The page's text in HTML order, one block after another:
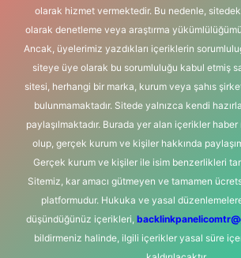
olarak hizmet vermektedir. Bu nedenle,
olarak denetleme veya araştırma
Ancak, üyelerimiz yazdıkları içeriklerin
siteye üye olarak bu sorumluluğu kabul etmiş
sitesi, herhangi bir marka, kurum veya şahıs
bulunmamaktadır. Sitede yalnızca kendi
paylaşılmaktadır. Burada yer alan içerikler
olup, gerçek kurum ve kişiler hakkında
Gerçek kurum ve kişiler ile isim benzerlikleri
Sitemiz, kar amacı gütmeyen ve tamamen
platformudur. Hukuka ve yasal
düşündüğünüz içerikleri,
bildirmeniz halinde, ilgili içerikler yasal süre